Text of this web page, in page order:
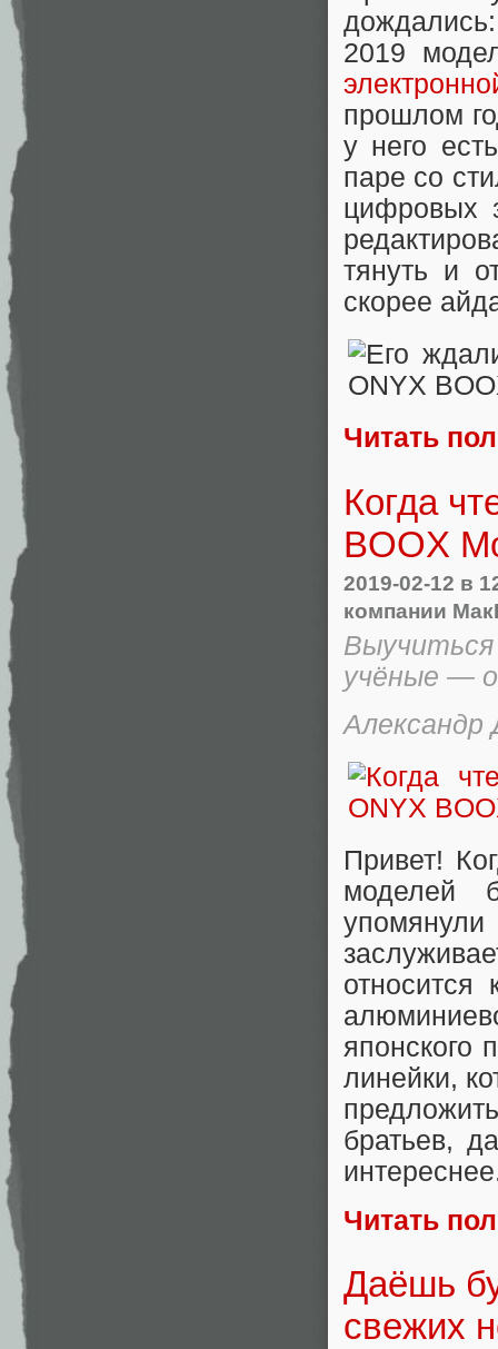
2019
прошлом
у него
паре со
цифровых
тянуть и
скорее
Читать
Когда
BOOX
2019-02-12 в
компании
учёные —
Привет!
моделей
относится
японского
линейки,
братьев,
Читать
Даёшь
свежих